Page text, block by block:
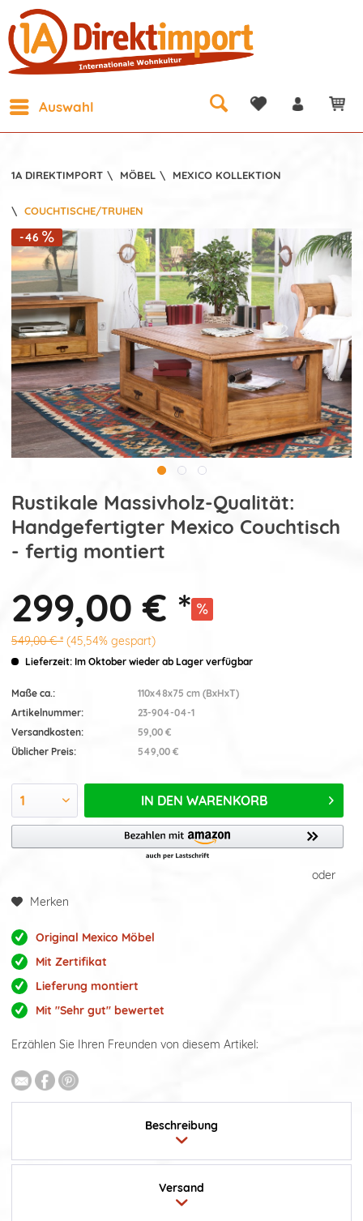
Auswahl
1A DIREKTIMPORT \ MÖBEL \ MEXICO KOLLEKTION
\ COUCHTISCHE/TRUHEN
-46
Rustikale Massivholz-Qualität:
Handgefertigter Mexico Couchtisch
- fertig montiert
299,00 € *
549,00 € * (45,54% gespart)
Lieferzeit: Im Oktober wieder ab Lager verfügbar
Maße ca.:
110x48x75 cm (BxHxT)
Artikelnummer:
23-904-04-1
Versandkosten:
59,00 €
Üblicher Preis:
549,00 €
IN DEN WARENKORB
oder
Merken
Original Mexico Möbel
Mit Zertifikat
Lieferung montiert
Mit "Sehr gut" bewertet
Erzählen Sie Ihren Freunden von diesem Artikel:
Beschreibung
Versand